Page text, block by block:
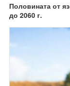
Половината от
до 2060 г.